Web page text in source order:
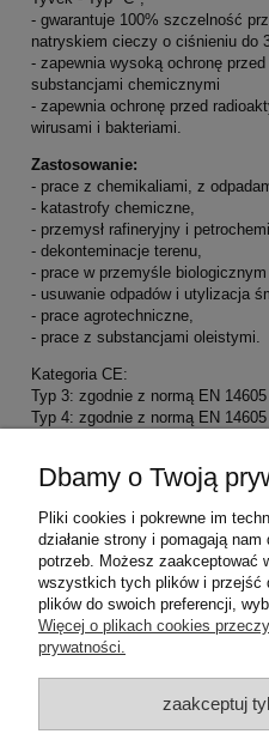
- gwarantuje 100% szczelność
natryskiem cieczy o ciśnieniu do
- zapewnia wysoką ochronę
substancjami chemicznymi
- zapewnia ochronę przed
wirusami i bakteriami.
Zastosowanie:
- prace z chemikaliami, z
- katastrofy chemiczne,
- przemysł rafineryjny i
- dekonteminacje terenu,
- prace w przemyśle biologicznym
- usuwanie odpadów i utylizacja
- prace agrotechniczne,
- prace z substancjami oleistymi.
Kategoria CE:
Typ 3: zgodnie z normą EN 14605
Typ 4: zgodnie z normą EN 14605
Ochrona biologiczna: zgodnie z
Ochrona przeciwko skażeniu
1073-2*
* Nie chroni przed
Moje
Płatności
Dbamy o Twoją
Pliki cookies i pokrewne im
działanie strony i pomagają
potrzeb. Możesz zaakceptować
wszystkich tych plików i przejść
plików do swoich preferencji,
Więcej o plikach cookies
prywatności.
zaakceptuj